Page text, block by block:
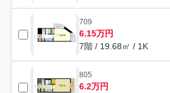
709
6.15万円
7階 / 19.68㎡ / 1K
805
6.2万円